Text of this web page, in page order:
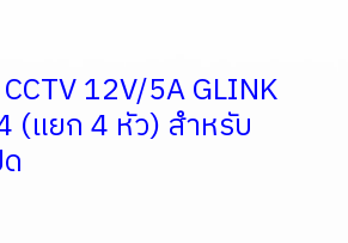
12V/5A GLINK
(แยก 4 หัว) สำหรับ